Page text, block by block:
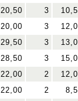
20,50 3 10,5
20,00 3 12,0
29,50 3 13,0
28,50 3 15,0
22,00 2 12,0
22,00 2 8,5